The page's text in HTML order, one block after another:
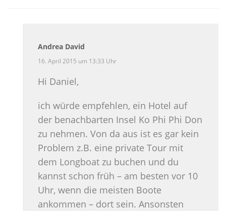
Andrea David
16. April 2015 um 13:33 Uhr
Hi Daniel,
ich würde empfehlen, ein Hotel auf
der benachbarten Insel Ko Phi Phi Don
zu nehmen. Von da aus ist es gar kein
Problem z.B. eine private Tour mit
dem Longboat zu buchen und du
kannst schon früh – am besten vor 10
Uhr, wenn die meisten Boote
ankommen – dort sein. Ansonsten